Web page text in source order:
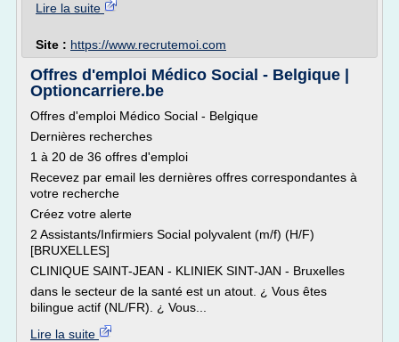
Lire la suite
Site : https://www.recrutemoi.com
Offres d'emploi Médico Social - Belgique |
Optioncarriere.be
Offres d'emploi Médico Social - Belgique
Dernières recherches
1 à 20 de 36 offres d'emploi
Recevez par email les dernières offres correspondantes à
votre recherche
Créez votre alerte
2 Assistants/Infirmiers Social polyvalent (m/f) (H/F)
[BRUXELLES]
CLINIQUE SAINT-JEAN - KLINIEK SINT-JAN - Bruxelles
dans le secteur de la santé est un atout. ¿ Vous êtes
bilingue actif (NL/FR). ¿ Vous...
Lire la suite